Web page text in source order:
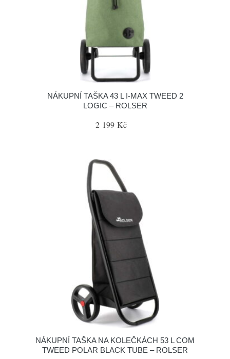
NÁKUPNÍ TAŠKA 43 L I-MAX TWEED 2
LOGIC – ROLSER
2 199 Kč
NÁKUPNÍ TAŠKA NA KOLEČKÁCH 53 L COM
TWEED POLAR BLACK TUBE – ROLSER